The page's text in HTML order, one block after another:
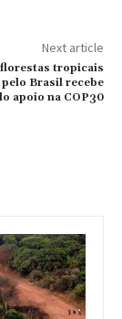
Next article
tropicais
Brasil recebe
apoio na COP30